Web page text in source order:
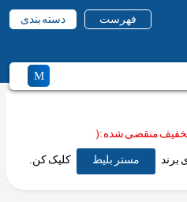
فهرست دسته بندی
تخفیف منقضی شده :(
برند مستر بلیط کلیک کن.